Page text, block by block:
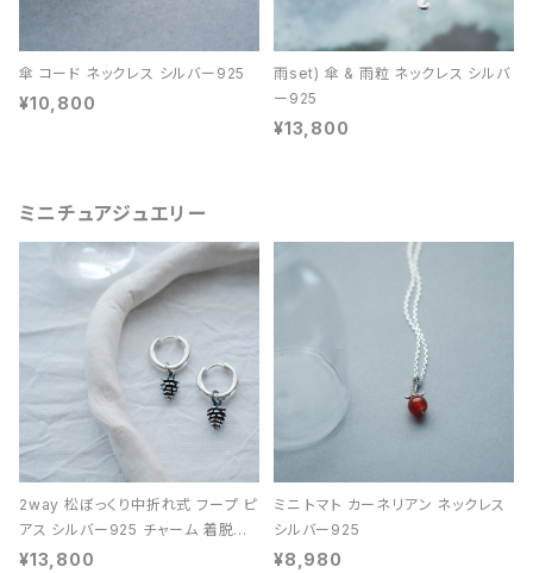
傘 コード ネックレス シルバー925
¥10,800
雨set) 傘 & 雨粒 ネックレス シルバ
ー925
¥13,800
ミニチュアジュエリー
2way 松ぼっくり中折れ式 フープ ピ
アス シルバー925 チャーム 着脱可
能 レディース ユニセックス
¥13,800
ミニ トマト カーネリアン ネックレス
シルバー925
¥8,980